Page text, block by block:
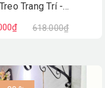
Trang Trí -
618.000₫